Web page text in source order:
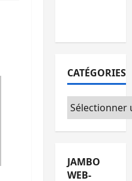
CATÉGORIES
Catégories
JAMBO
WEB-